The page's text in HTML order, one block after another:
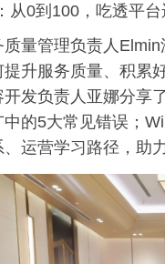
从0到100，吃透平
量管理负责人
升服务质量、积累
发负责人亚娜分享
的5大常见错误；
运营学习 路径，助